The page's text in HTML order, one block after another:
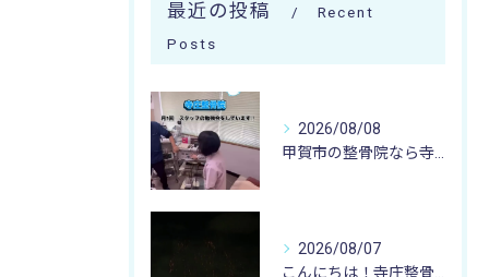
最近の投稿
Recent
Posts
2026/08/08
2026/08/07